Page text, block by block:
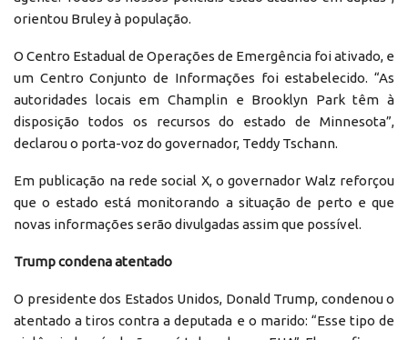
orientou Bruley à população.
O Centro Estadual de Operações de Emergência foi ativado, e
um Centro Conjunto de Informações foi estabelecido. “As
autoridades locais em Champlin e Brooklyn Park têm à
disposição todos os recursos do estado de Minnesota”,
declarou o porta-voz do governador, Teddy Tschann.
Em publicação na rede social X, o governador Walz reforçou
que o estado está monitorando a situação de perto e que
novas informações serão divulgadas assim que possível.
Trump condena atentado
O presidente dos Estados Unidos, Donald Trump, condenou o
atentado a tiros contra a deputada e o marido: “Esse tipo de